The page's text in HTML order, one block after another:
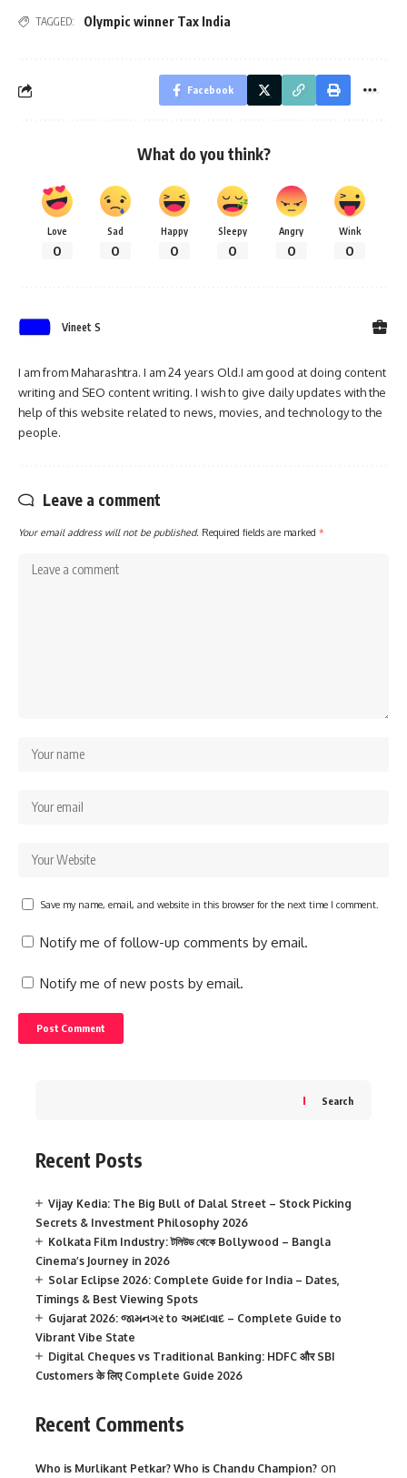
TAGGED: Olympic winner Tax India
Facebook
What do you think?
Love
0
Sad
0
Happy
0
Sleepy
0
Angry
0
Wink
0
Vineet S
I am from Maharashtra. I am 24 years Old.I am good at doing content
writing and SEO content writing. I wish to give daily updates with the
help of this website related to news, movies, and technology to the
people.
Leave a comment
Your email address will not be published. Required fields are marked *
Save my name, email, and website in this browser for the next time I comment.
Notify me of follow-up comments by email.
Notify me of new posts by email.
Search
Recent Posts
Vijay Kedia: The Big Bull of Dalal Street – Stock Picking
Secrets & Investment Philosophy 2026
Kolkata Film Industry: টলিউড থেকে Bollywood – Bangla
Cinema’s Journey in 2026
Solar Eclipse 2026: Complete Guide for India – Dates,
Timings & Best Viewing Spots
Gujarat 2026: જામનગર to અમદાવાદ – Complete Guide to
Vibrant Vibe State
Digital Cheques vs Traditional Banking: HDFC और SBI
Customers के लिए Complete Guide 2026
Recent Comments
Who is Murlikant Petkar? Who is Chandu Champion? on